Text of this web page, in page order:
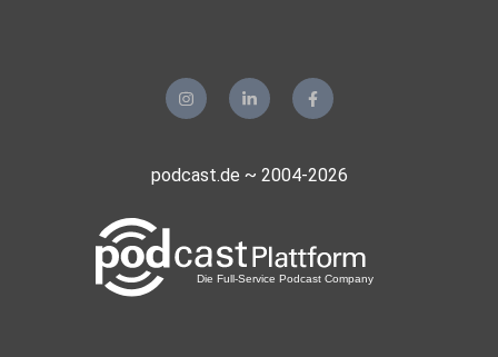
podcast.de ~ 2004-2026